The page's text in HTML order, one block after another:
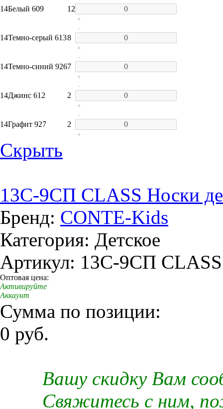
14Белый 609 12
+
14Темно-серый 6138
-
+
14Темно-синий 9267
-
+
14Джинс 612 2
-
+
14Графит 927 2
-
+
Скрыть
13C-9СП CLASS Носки
Бренд: CONTE-Kids
Категория: Детское
Артикул: 13C-9СП CLASS
Оптовая цена:
Активируйте
Аккаунт
Сумма по позиции:
0 руб.
Вашу скидку Вам
Свяжитесь с ним,